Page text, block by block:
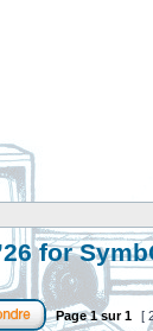
for
Page1sur1 [